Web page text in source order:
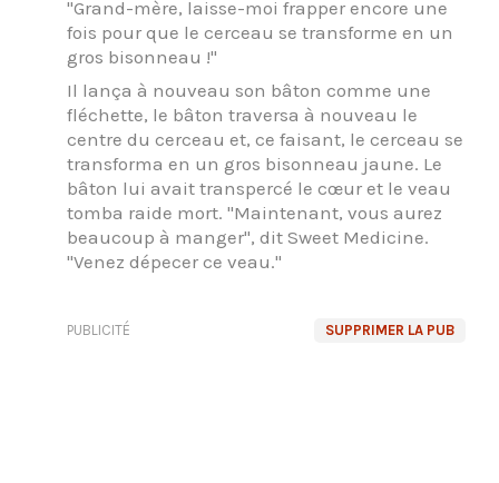
"Grand-mère, laisse-moi frapper encore une
fois pour que le cerceau se transforme en un
gros bisonneau !"
Il lança à nouveau son bâton comme une
fléchette, le bâton traversa à nouveau le
centre du cerceau et, ce faisant, le cerceau se
transforma en un gros bisonneau jaune. Le
bâton lui avait transpercé le cœur et le veau
tomba raide mort. "Maintenant, vous aurez
beaucoup à manger", dit Sweet Medicine.
"Venez dépecer ce veau."
SUPPRIMER LA PUB
PUBLICITÉ